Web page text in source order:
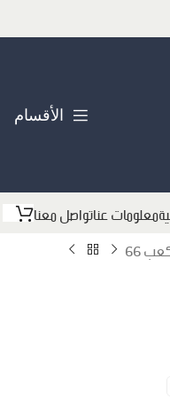
الأقسام
سبورت
معلومات عناتواصل معنا
66